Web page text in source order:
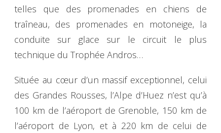
telles que des promenades en chiens de
traîneau, des promenades en motoneige, la
conduite sur glace sur le circuit le plus
technique du Trophée Andros…
Située au cœur d’un massif exceptionnel, celui
des Grandes Rousses, l’Alpe d’Huez n’est qu’à
100 km de l’aéroport de Grenoble, 150 km de
l’aéroport de Lyon, et à 220 km de celui de